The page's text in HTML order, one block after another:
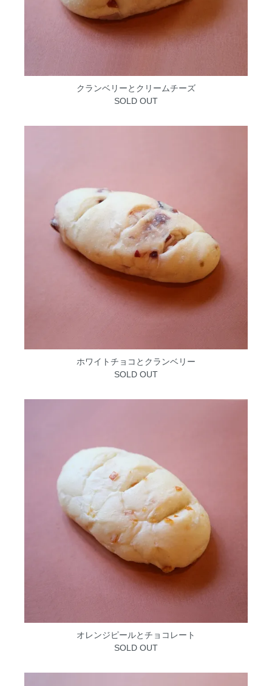
クランベリーとクリームチーズ
SOLD OUT
ホワイトチョコとクランベリー
SOLD OUT
オレンジピールとチョコレート
SOLD OUT